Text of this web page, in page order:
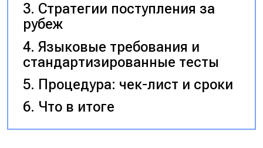
Стратегии поступления за
рубеж
Языковые требования и
стандартизированные тесты
Процедура: чек-лист и сроки
Что в итоге